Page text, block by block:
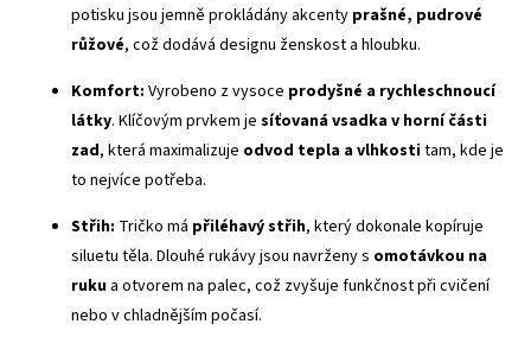
potisku jsou jemně prokládány akcenty prašné, pudrové
růžové, což dodává designu ženskost a hloubku.
Komfort: Vyrobeno z vysoce prodyšné a rychleschnoucí
látky. Klíčovým prvkem je síťovaná vsadka v horní části
zad, která maximalizuje odvod tepla a vlhkostitam, kde je
to nejvíce potřeba.
Střih: Tričko má přiléhavý střih, který dokonale kopíruje
siluetu těla. Dlouhé rukávy jsou navrženy s omotávkou na
ruku a otvorem na palec, což zvyšuje funkčnost při cvičení
nebo v chladnějším počasí.